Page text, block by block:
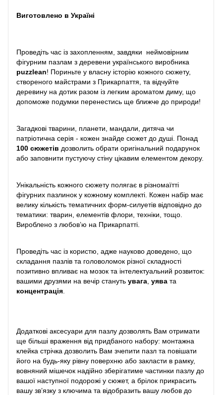
Виготовлено в Україні
Проведіть час із захопленням, завдяки неймовірним
фігурним пазлам з деревени українського виробника
puzzlean! Пориньте у власну історію кожного сюжету,
створеного майстрами з Прикарпаття, та відчуйте
деревину на дотик разом із легким ароматом диму, що
допоможе подумки перенестись ще ближче до природи!
Загадкові тварини, планети, мандали, дитяча чи
патріотична серія - кожен знайде сюжет до душі. Понад
100 сюжетів дозволить обрати оригінальний подарунок
або заповнити пустуючу стіну цікавим елементом декору.
Унікальність кожного сюжету полягає в різномаїтті
фігурних пазлинок у кожному комплекті. Кожен набір має
велику кількість тематичних форм-силуетів відповідно до
тематики: тварин, елементів флори, техніки, тощо.
Вироблено з любов’ю на Прикарпатті.
Проведіть час із користю, адже науково доведено, що
складання пазлів та головоломок різної складності
позитивно впливає на мозок та інтелектуальний розвиток:
вашими друзями на вечір стануть увага уява та
концентрація
Додаткові аксесуари для пазлу дозволять Вам отримати
ще більші враження від придбаного набору: монтажна
клейка стрічка дозволить Вам зчепити пазл та повішати
його на будь-яку рівну поверхню або закласти в рамку,
вовняний мішечок надійно зберігатиме частинки пазлу до
вашої наступної подорожі у сюжет, а брілок прикрасить
вашу зв’язку з ключима та відобразить вашу любов до